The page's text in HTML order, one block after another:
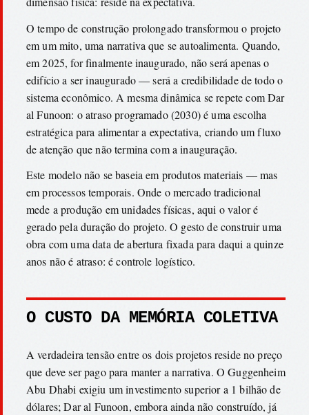
O tempo de construção prolongado transformou o projeto
em um mito, uma narrativa que se autoalimenta. Quando,
em 2025, for finalmente inaugurado, não será apenas o
edifício a ser inaugurado — será a credibilidade de todo o
sistema econômico. A mesma dinâmica se repete com Dar
al Funoon: o atraso programado (2030) é uma escolha
estratégica para alimentar a expectativa, criando um fluxo
de atenção que não termina com a inauguração.
Este modelo não se baseia em produtos materiais — mas
em processos temporais. Onde o mercado tradicional
mede a produção em unidades físicas, aqui o valor é
gerado pela duração do projeto. O gesto de construir uma
obra com uma data de abertura fixada para daqui a quinze
anos não é atraso: é controle logístico.
O CUSTO DA MEMÓRIA COLETIVA
A verdadeira tensão entre os dois projetos reside no preço
que deve ser pago para manter a narrativa. O Guggenheim
Abu Dhabi exigiu um investimento superior a 1 bilhão de
dólares; Dar al Funoon, embora ainda não construído, já